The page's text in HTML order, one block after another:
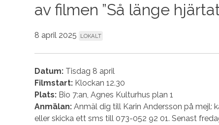
av filmen ”Så länge
8 april 2025 LOKALT
Datum: Tisdag 8 april
Filmstart: Klockan 12.30
Plats: Bio 7:an, Agnes Kulturhus plan 1
Anmälan: Anmäl dig till Karin Andersson på mejl:
eller skicka ett sms till 073-052 92 01. Senast